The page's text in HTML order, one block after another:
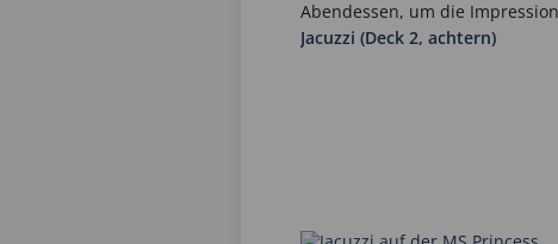
Abendessen, um die
Jacuzzi (Deck 2, achtern)